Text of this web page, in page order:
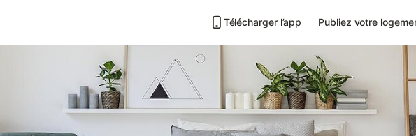
Télécharger l’app Publiez votre